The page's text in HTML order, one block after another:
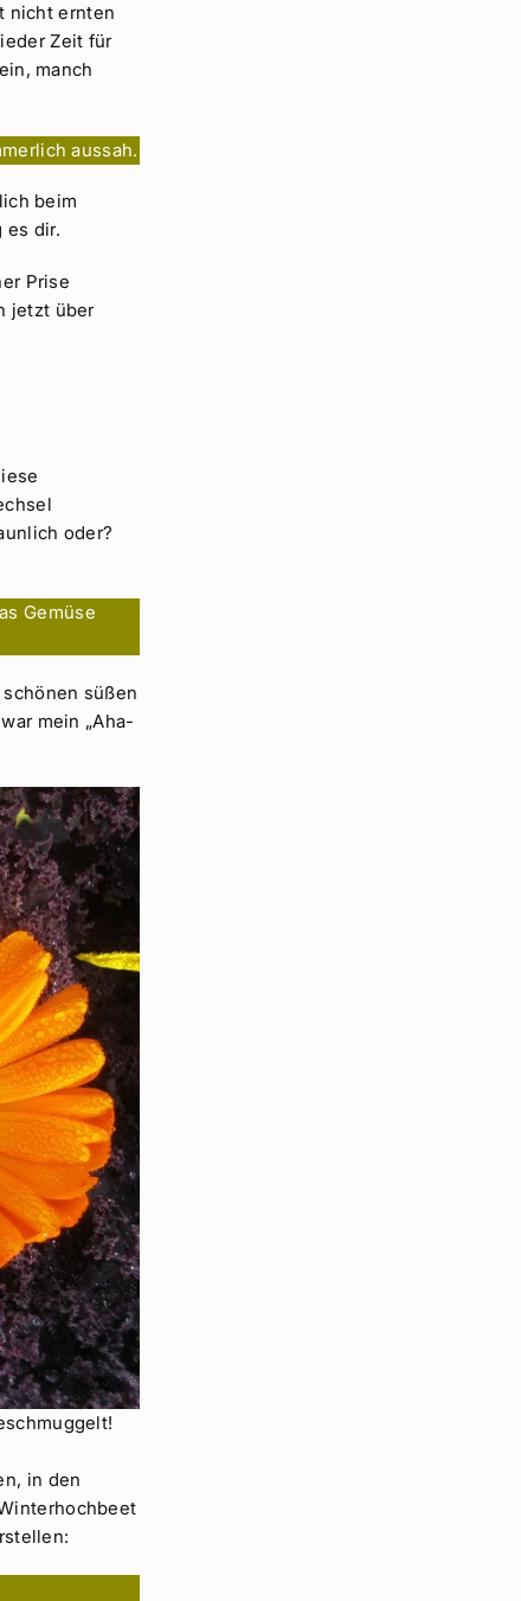
nicht ernten
Zeit für
manch
aussah.
beim
es dir.
Prise
jetzt über
oder?
Gemüse
süßen
mein „Aha-
in den